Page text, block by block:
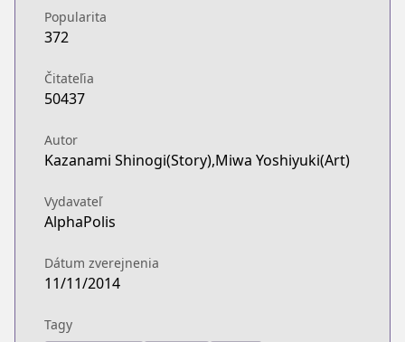
Popularita
372
Čitateľia
50437
Autor
Kazanami Shinogi(Story),Miwa Yoshiyuki(Art)
Vydavateľ
AlphaPolis
Dátum zverejnenia
11/11/2014
Tagy